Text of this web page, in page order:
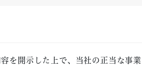
を開示した上で、当社の正当な事業